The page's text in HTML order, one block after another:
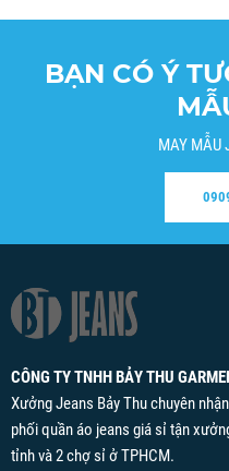
BẠN CÓ Ý
MAY MẪU
CÔNG TY TNHH BẢY THU
Xưởng Jeans Bảy Thu chuyên
phối quần áo jeans giá sỉ tận
tỉnh và 2 chợ sỉ ở TPHCM.